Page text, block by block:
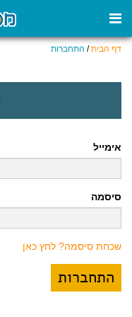
דף הבית/ התחברות
אימייל
סיסמה
שכחת סיסמה? לחץ כאן